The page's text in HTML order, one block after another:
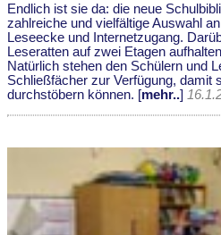
Endlich ist sie da: die neue
zahlreiche und vielfältige Auswahl
Leseecke und Internetzugang.
Leseratten auf zwei Etagen
Natürlich stehen den Schülern und
Schließfächer zur Verfügung, damit
durchstöbern können. [mehr..]